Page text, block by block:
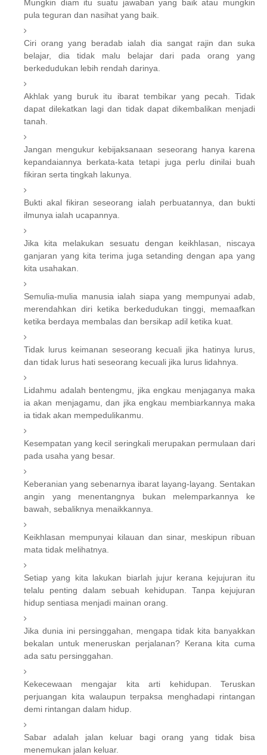
Mungkin diam itu suatu jawaban yang baik atau mungkin
pula teguran dan nasihat yang baik.
Ciri orang yang beradab ialah dia sangat rajin dan suka
belajar, dia tidak malu belajar dari pada orang yang
berkedudukan lebih rendah darinya.
Akhlak yang buruk itu ibarat tembikar yang pecah. Tidak
dapat dilekatkan lagi dan tidak dapat dikembalikan menjadi
tanah.
Jangan mengukur kebijaksanaan seseorang hanya karena
kepandaiannya berkata-kata tetapi juga perlu dinilai buah
fikiran serta tingkah lakunya.
Bukti akal fikiran seseorang ialah perbuatannya, dan bukti
ilmunya ialah ucapannya.
Jika kita melakukan sesuatu dengan keikhlasan, niscaya
ganjaran yang kita terima juga setanding dengan apa yang
kita usahakan.
Semulia-mulia manusia ialah siapa yang mempunyai adab,
merendahkan diri ketika berkedudukan tinggi, memaafkan
ketika berdaya membalas dan bersikap adil ketika kuat.
Tidak lurus keimanan seseorang kecuali jika hatinya lurus,
dan tidak lurus hati seseorang kecuali jika lurus lidahnya.
Lidahmu adalah bentengmu, jika engkau menjaganya maka
ia akan menjagamu, dan jika engkau membiarkannya maka
ia tidak akan mempedulikanmu.
Kesempatan yang kecil seringkali merupakan permulaan dari
pada usaha yang besar.
Keberanian yang sebenarnya ibarat layang-layang. Sentakan
angin yang menentangnya bukan melemparkannya ke
bawah, sebaliknya menaikkannya.
Keikhlasan mempunyai kilauan dan sinar, meskipun ribuan
mata tidak melihatnya.
Setiap yang kita lakukan biarlah jujur kerana kejujuran itu
telalu penting dalam sebuah kehidupan. Tanpa kejujuran
hidup sentiasa menjadi mainan orang.
Jika dunia ini persinggahan, mengapa tidak kita banyakkan
bekalan untuk meneruskan perjalanan? Kerana kita cuma
ada satu persinggahan.
Kekecewaan mengajar kita arti kehidupan. Teruskan
perjuangan kita walaupun terpaksa menghadapi rintangan
demi rintangan dalam hidup.
Sabar adalah jalan keluar bagi orang yang tidak bisa
menemukan jalan keluar.